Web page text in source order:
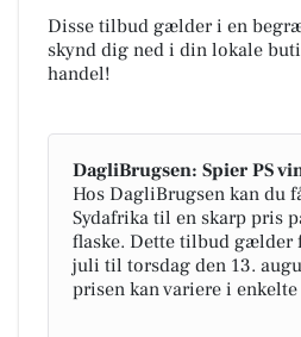
Disse tilbud gælder i en
skynd dig ned i din lokale
handel!
DagliBrugsen: Spier PS
Hos DagliBrugsen kan du
Sydafrika til en skarp pris
flaske. Dette tilbud gælder
juli til torsdag den 13.
prisen kan variere i